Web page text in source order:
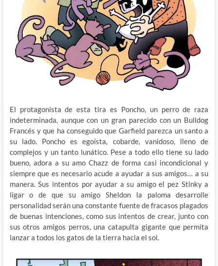
El protagonista de esta tira es Poncho, un perro de raza
indeterminada, aunque con un gran parecido con un Bulldog
Francés y que ha conseguido que Garfield parezca un santo a
su lado. Poncho es egoísta, cobarde, vanidoso, lleno de
complejos y un tanto lunático. Pese a todo ello tiene su lado
bueno, adora a su amo Chazz de forma casi incondicional y
siempre que es necesario acude a ayudar a sus amigos… a su
manera. Sus intentos por ayudar a su amigo el pez Stinky a
ligar o de que su amigo Sheldon la paloma desarrolle
personalidad serán una constante fuente de fracasos plagados
de buenas intenciones, como sus intentos de crear, junto con
sus otros amigos perros, una catapulta gigante que permita
lanzar a todos los gatos de la tierra hacia el sol.